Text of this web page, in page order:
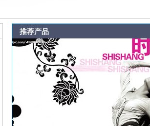
推荐产品